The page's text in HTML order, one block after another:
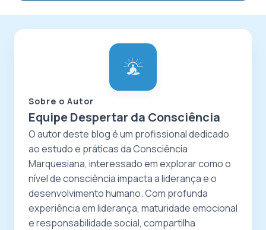
Sobre o Autor
Equipe Despertar da Consciência
O autor deste blog é um profissional dedicado
ao estudo e práticas da Consciência
Marquesiana, interessado em explorar como o
nível de consciência impacta a liderança e o
desenvolvimento humano. Com profunda
experiência em liderança, maturidade emocional
e responsabilidade social, compartilha